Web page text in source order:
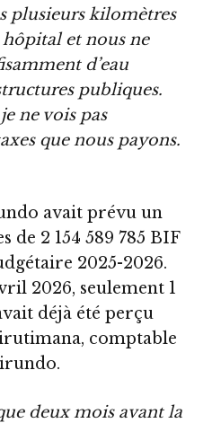
plusieurs kilomètres
et nous ne
d’eau
publiques.
ne vois pas
que nous payons.
avait prévu un
de 2 154 589 785 BIF
2025-2026.
2026, seulement 1
déjà été perçu
comptable
deux mois avant la